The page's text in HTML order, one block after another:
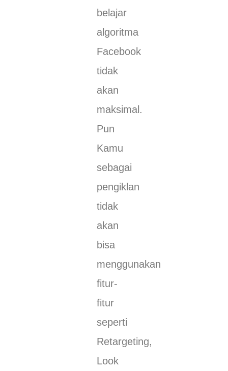
belajar
algoritma
Facebook
tidak
akan
maksimal.
Pun
Kamu
sebagai
pengiklan
tidak
akan
bisa
menggunakan
fitur-
fitur
seperti
Retargeting,
Look